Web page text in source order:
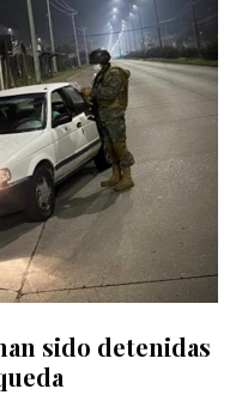
sido detenidas